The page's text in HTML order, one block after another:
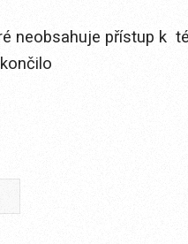
neobsahuje přístup k